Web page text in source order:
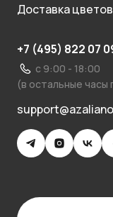
Доставка
+7 (495) 822 07
с 9:00 - 18:00
(в остальные часы